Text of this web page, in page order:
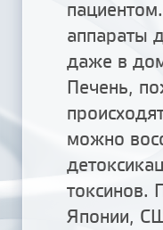
аппараты
даже в
Печень,
можно
токсинов.
Японии,